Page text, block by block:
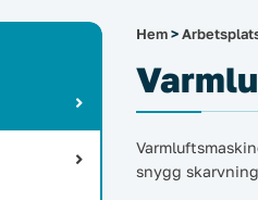
Hem>
snygg